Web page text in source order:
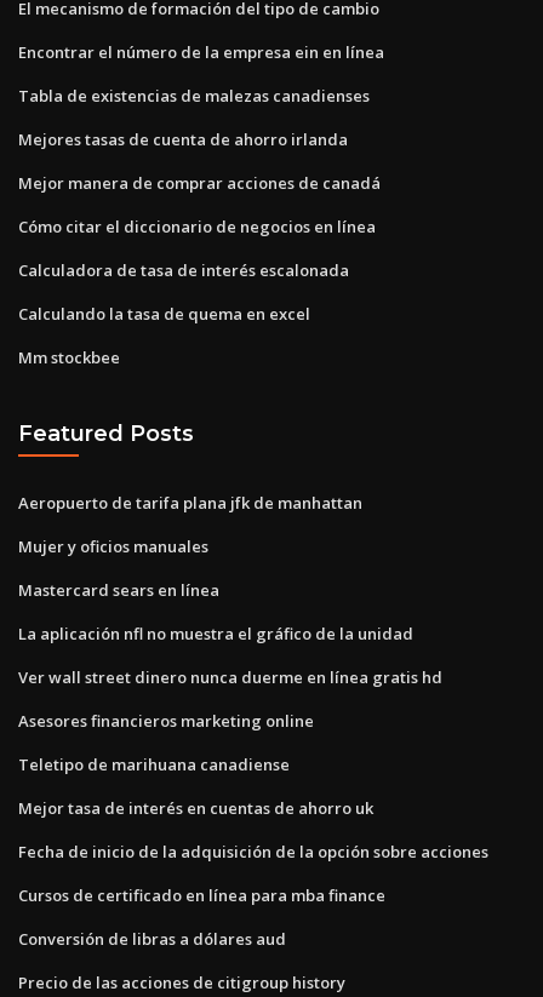
El mecanismo de formación del tipo de cambio
Encontrar el número de la empresa ein en línea
Tabla de existencias de malezas canadienses
Mejores tasas de cuenta de ahorro irlanda
Mejor manera de comprar acciones de canadá
Cómo citar el diccionario de negocios en línea
Calculadora de tasa de interés escalonada
Calculando la tasa de quema en excel
Mm stockbee
Featured Posts
Aeropuerto de tarifa plana jfk de manhattan
Mujer y oficios manuales
Mastercard sears en línea
La aplicación nfl no muestra el gráfico de la unidad
Ver wall street dinero nunca duerme en línea gratis hd
Asesores financieros marketing online
Teletipo de marihuana canadiense
Mejor tasa de interés en cuentas de ahorro uk
Fecha de inicio de la adquisición de la opción sobre acciones
Cursos de certificado en línea para mba finance
Conversión de libras a dólares aud
Precio de las acciones de citigroup history